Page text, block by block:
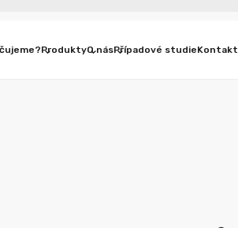
ProduktyO násPřípadové studieKontakt